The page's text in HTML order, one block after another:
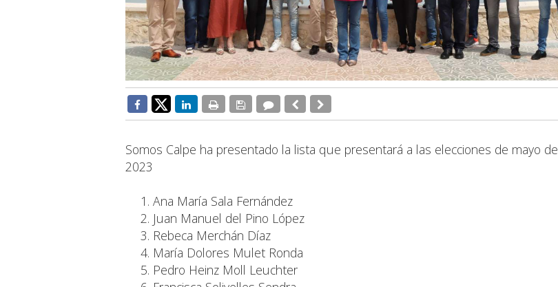
Somos Calpe ha presentado la lista que presentará a las elecciones de mayo de
2023
Ana María Sala Fernández
Juan Manuel del Pino López
Rebeca Merchán Díaz
María Dolores Mulet Ronda
Pedro Heinz Moll Leuchter